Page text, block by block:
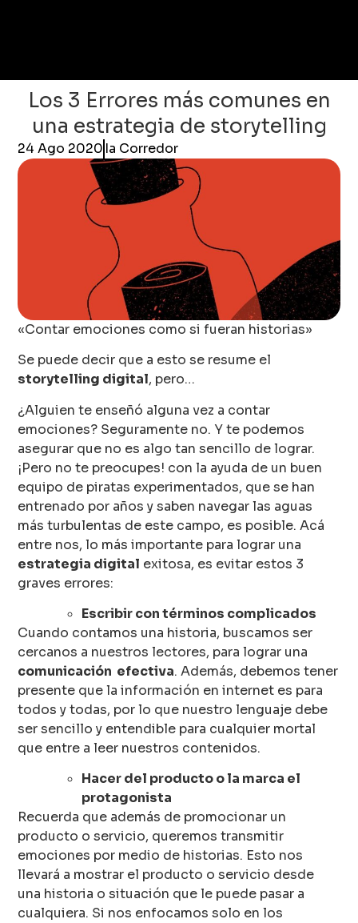
Los 3 Errores más comunes en
una estrategia de storytelling
24 Ago 2020 Ia Corredor
«Contar emociones como si fueran historias»
Se puede decir que a esto se resume el
storytelling digital, pero…
¿Alguien te enseñó alguna vez a contar
emociones? Seguramente no. Y te podemos
asegurar que no es algo tan sencillo de lograr.
¡Pero no te preocupes! con la ayuda de un buen
equipo de piratas experimentados, que se han
entrenado por años y saben navegar las aguas
más turbulentas de este campo, es posible. Acá
entre nos, lo más importante para lograr una
estrategia digital exitosa, es evitar estos 3
graves errores:
Escribir con términos complicados
Cuando contamos una historia, buscamos ser
cercanos a nuestros lectores, para lograr una
comunicación efectiva. Además, debemos tener
presente que la información en internet es para
todos y todas, por lo que nuestro lenguaje debe
ser sencillo y entendible para cualquier mortal
que entre a leer nuestros contenidos.
Hacer del producto o la marca el
protagonista
Recuerda que además de promocionar un
producto o servicio, queremos transmitir
emociones por medio de historias. Esto nos
llevará a mostrar el producto o servicio desde
una historia o situación que le puede pasar a
cualquiera. Si nos enfocamos solo en los